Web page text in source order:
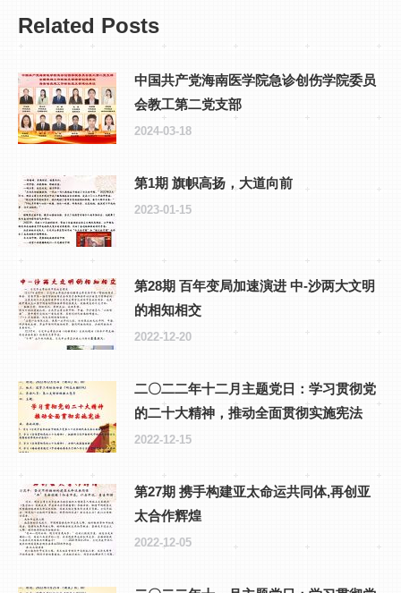
Related Posts
中国共产党海南医学院急诊创伤学院委员
会教工第二党支部
2024-03-18
第1期 旗帜高扬，大道向前
2023-01-15
第28期 百年变局加速演进 中-沙两大文明
的相知相交
2022-12-20
二〇二二年十二月主题党日：学习贯彻党
的二十大精神，推动全面贯彻实施宪法
2022-12-15
第27期 携手构建亚太命运共同体,再创亚
太合作辉煌
2022-12-05